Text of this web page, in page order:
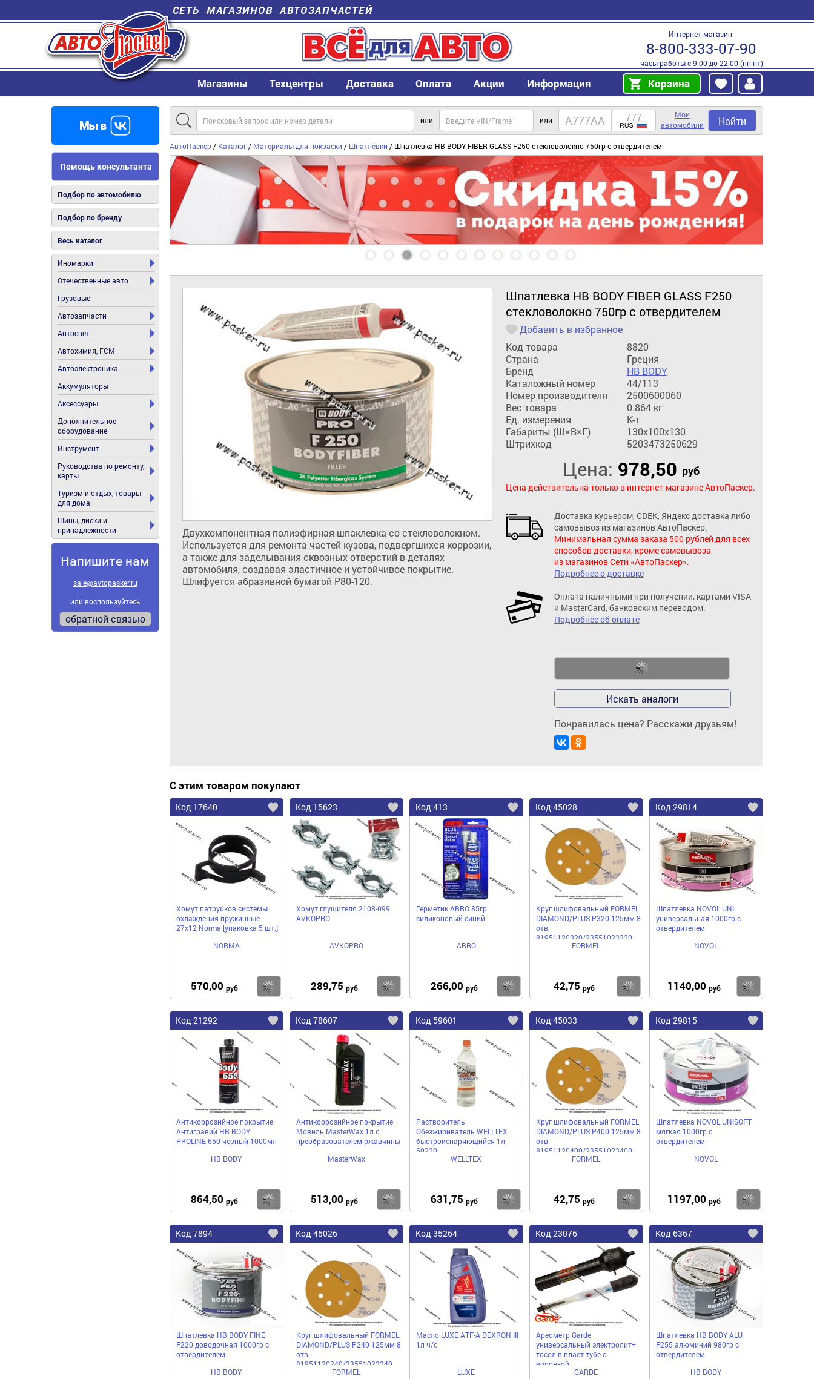
СЕТЬ МАГАЗИНОВ АВТОЗАПЧАСТЕЙ
Интернет-магазин:
8-800-333-07-90
часы работы с 9:00 до 22:00 (пн-пт)
Магазины Техцентры Доставка Оплата Акции Информация Корзина
Помощь консультанта
Подбор по автомобилю
Подбор по бренду
Весь каталог
Иномарки
Отечественные авто
Грузовые
Автозапчасти
Автосвет
Автохимия, ГСМ
Автоэлектроника
Аккумуляторы
Аксессуары
Дополнительное
оборудование
Инструмент
Руководства по ремонту,
карты
Туризм и отдых, товары
для дома
Шины, диски и
принадлежности
Напишите нам
sale@avtopasker.ru
или воспользуйтесь
обратной связью
или или
Мои
автомобили
Найти
АвтоПаскер/ Каталог/ Материалы для покраски / Шпатлёвки / Шпатлевка HB BODY FIBER GLASS F250 стекловолокно 750гр с отвердителем
Шпатлевка HB BODY FIBER GLASS F250
стекловолокно 750гр с отвердителем
Добавить в избранное
Код товара
8820
Страна
Греция
Бренд
HB BODY
Каталожный номер
44/113
Номер производителя
2500600060
Вес товара
0.864 кг
Ед. измерения
К-т
Габариты (Ш×В×Г)
130x100x130
Штрихкод
5203473250629
Цена: 978,50 руб
Цена действительна только в интернет-магазине АвтоПаскер.
Доставка курьером, CDEK, Яндекс доставка либо
самовывоз из магазинов АвтоПаскер.
Минимальная сумма заказа 500 рублей для всех
способов доставки, кроме самовывоза
из магазинов Сети «АвтоПаскер».
Подробнее о доставке
Оплата наличными при получении, картами VISA
и MasterCard, банковским переводом.
Подробнее об оплате
Искать аналоги
Понравилась цена? Расскажи друзьям!
Двухкомпонентная полиэфирная шпаклевка со стекловолокном.
Используется для ремонта частей кузова, подвергшихся коррозии,
а также для заделывания сквозных отверстий в деталях
автомобиля, создавая эластичное и устойчивое покрытие.
Шлифуется абразивной бумагой Р80-120.
С этим товаром покупают
Код 17640
Хомут патрубков системы
охлаждения пружинные
27x12 Norma [упаковка 5 шт.]
NORMA
570,00 руб Купить
Код 15623
Хомут глушителя 2108-099
AVKOPRO
AVKOPRO
289,75 руб Купить
Код 413
Герметик ABRO 85гр
силиконовый синий
ABRO
266,00 руб Купить
Код 45028
Круг шлифовальный FORMEL
DIAMOND/PLUS P320 125мм 8
отв.
81951120320/23551023320
бумажная основа
FORMEL
42,75 руб Купить
Код 29814
Шпатлевка NOVOL UNI
универсальная 1000гр с
отвердителем
NOVOL
1140,00 руб
Код 21292
Антикоррозийное покрытие
Антигравий HB BODY
PROLINE 650 черный 1000мл
HB BODY
864,50 руб Купить
Код 78607
Антикоррозийное покрытие
Мовиль MasterWax 1л с
преобразователем ржавчины
MasterWax
513,00 руб Купить
Код 59601
Растворитель
Обезжириватель WELLTEX
быстроиспаряющийся 1л
60220
WELLTEX
631,75 руб Купить
Код 45033
Круг шлифовальный FORMEL
DIAMOND/PLUS P400 125мм 8
отв.
81951120400/23551023400
бумажная основа
FORMEL
42,75 руб Купить
Код 29815
Шпатлевка NOVOL UNISOFT
мягкая 1000гр с
отвердителем
NOVOL
1197,00 руб
Код 7894
Шпатлевка HB BODY FINE
F220 доводочная 1000гр с
отвердителем
HB BODY
Код 45026
Круг шлифовальный FORMEL
DIAMOND/PLUS P240 125мм 8
отв.
81951120240/23551023240
бумажная основа
FORMEL
Код 35264
Масло LUXE ATF-A DEXRON III
1л ч/с
LUXE
Код 23076
Ареометр Garde
универсальный электролит+
тосол в пласт тубе с
воронкой
GARDE
Код 6367
Шпатлевка HB BODY ALU
F255 алюминий 980гр с
отвердителем
HB BODY